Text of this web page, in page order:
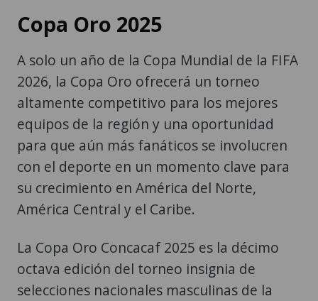
Copa Oro 2025
A solo un año de la Copa Mundial de la FIFA
2026, la Copa Oro ofrecerá un torneo
altamente competitivo para los mejores
equipos de la región y una oportunidad
para que aún más fanáticos se involucren
con el deporte en un momento clave para
su crecimiento en América del Norte,
América Central y el Caribe.
La Copa Oro Concacaf 2025 es la décimo
octava edición del torneo insignia de
selecciones nacionales masculinas de la